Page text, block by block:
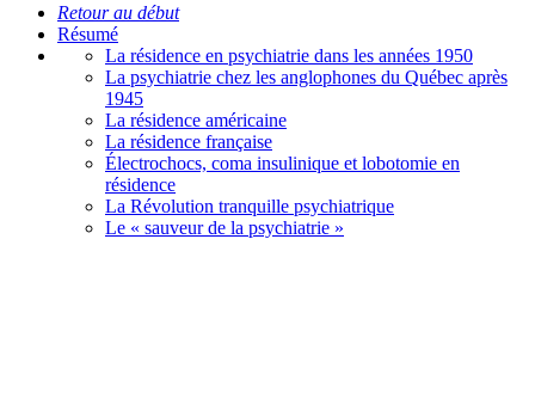
Retour au début
Résumé
La résidence en psychiatrie dans les années 1950
La psychiatrie chez les anglophones du Québec après
1945
La résidence américaine
La résidence française
Électrochocs, coma insulinique et lobotomie en
résidence
La Révolution tranquille psychiatrique
Le « sauveur de la psychiatrie »